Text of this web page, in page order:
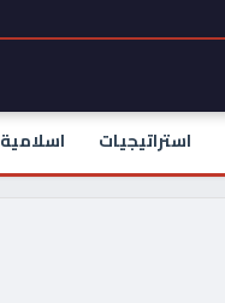
استراتيجيات اسلامية